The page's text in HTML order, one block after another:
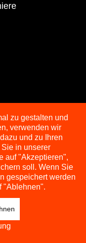
Sauerland
zu gestalten und
verwenden wir
und zu Ihren
in unserer
auf "Akzeptieren",
soll. Wenn Sie
gespeichert werden
"Ablehnen".